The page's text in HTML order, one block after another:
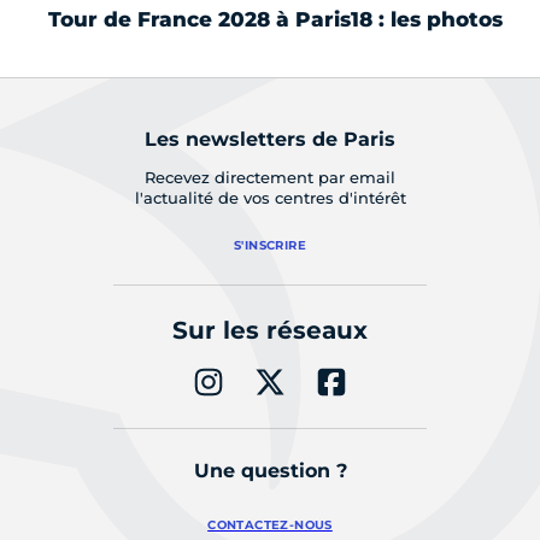
Tour de France 2028 à Paris18 : les photos
Les newsletters de Paris
Recevez directement par email
l'actualité de vos centres d'intérêt
S'INSCRIRE
Sur les réseaux
Une question ?
CONTACTEZ-NOUS